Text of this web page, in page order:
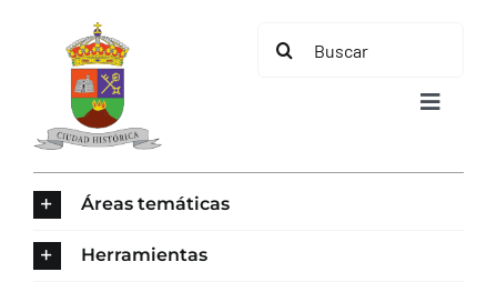
contenido
Buscar:
Toggle
Áreas temáticas
Herramientas